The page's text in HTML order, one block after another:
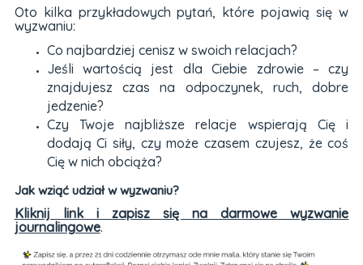
Oto kilka przykładowych pytań, które pojawią się w
wyzwaniu:
Co najbardziej cenisz w swoich relacjach?
Jeśli wartością jest dla Ciebie zdrowie – czy
znajdujesz czas na odpoczynek, ruch, dobre
jedzenie?
Czy Twoje najbliższe relacje wspierają Cię i
dodają Ci siły, czy może czasem czujesz, że coś
Cię w nich obciąża?
Jak wziąć udział w wyzwaniu?
Kliknij link i zapisz się na darmowe wyzwanie
journalingowe.